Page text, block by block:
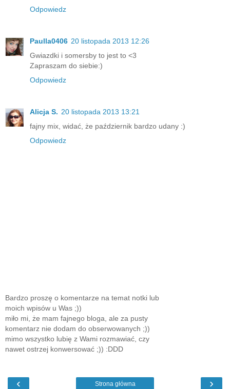
Odpowiedz
Paulla0406 20 listopada 2013 12:26
Gwiazdki i somersby to jest to <3
Zapraszam do siebie:)
Odpowiedz
Alicja S. 20 listopada 2013 13:21
fajny mix, widać, że październik bardzo udany :)
Odpowiedz
Bardzo proszę o komentarze na temat notki lub
moich wpisów u Was ;))
miło mi, że mam fajnego bloga, ale za pusty
komentarz nie dodam do obserwowanych ;))
mimo wszystko lubię z Wami rozmawiać, czy
nawet ostrzej konwersować ;)) :DDD
‹ ›
Strona główna